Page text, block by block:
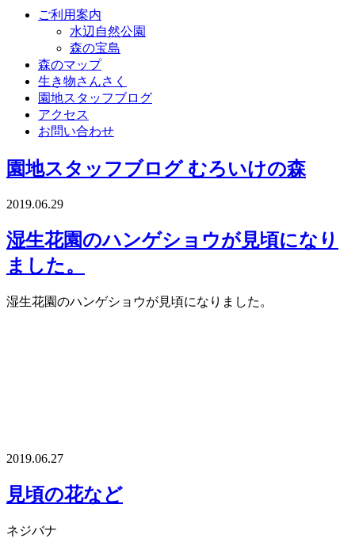
ご利用案内
水辺自然公園
森の宝島
森のマップ
生き物さんさく
園地スタッフブログ
アクセス
お問い合わせ
園地スタッフブログ むろいけの森
2019.06.29
湿生花園のハンゲショウが見頃になり
ました。
湿生花園のハンゲショウが見頃になりました。
2019.06.27
見頃の花など
ネジバナ